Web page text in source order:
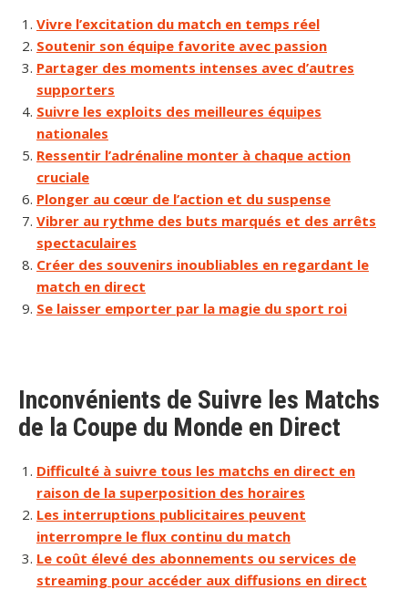
Vivre l’excitation du match en temps réel
Soutenir son équipe favorite avec passion
Partager des moments intenses avec d’autres
supporters
Suivre les exploits des meilleures équipes
nationales
Ressentir l’adrénaline monter à chaque action
cruciale
Plonger au cœur de l’action et du suspense
Vibrer au rythme des buts marqués et des arrêts
spectaculaires
Créer des souvenirs inoubliables en regardant le
match en direct
Se laisser emporter par la magie du sport roi
Inconvénients de Suivre les Matchs
de la Coupe du Monde en Direct
Difficulté à suivre tous les matchs en direct en
raison de la superposition des horaires
Les interruptions publicitaires peuvent
interrompre le flux continu du match
Le coût élevé des abonnements ou services de
streaming pour accéder aux diffusions en direct